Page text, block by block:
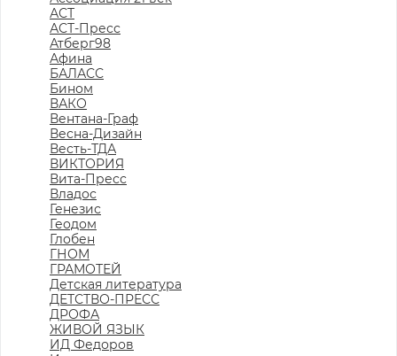
АСТ
АСТ-Пресс
Атберг98
Афина
БАЛАСС
Бином
ВАКО
Вентана-Граф
Весна-Дизайн
Весть-ТДА
ВИКТОРИЯ
Вита-Пресс
Владос
Генезис
Геодом
Глобен
ГНОМ
ГРАМОТЕЙ
Детская литература
ДЕТСТВО-ПРЕСС
ДРОФА
ЖИВОЙ ЯЗЫК
ИД Федоров